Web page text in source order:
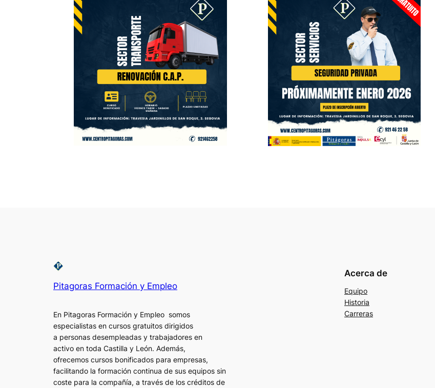
Pitagoras Formación y Empleo
En Pitagoras Formación y Empleo somos
especialistas en cursos gratuitos dirigidos
a personas desempleadas y trabajadores en
activo en toda Castilla y León. Además,
ofrecemos cursos bonificados para empresas,
facilitando la formación continua de sus equipos sin
coste para la compañía, a través de los créditos de
Acerca de
Equipo
Historia
Carreras